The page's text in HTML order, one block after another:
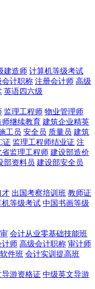
建造师 计算机等级考试
会计职称 注册会计师 高级
英语四六级
监理工程师 物业管理师
师继续教育 建筑企业精英
工员 安全员 质量员 建筑
证 监理工程师结业证 注
省监理工程师 建设部造价
部资料员 建设部安全员
才 出国考察培训班 教师证
机等级考试 中国书画等级
会计从业零基础技能班
计师 高级会计职称 审计师
件班 会计实训提高班
导游资格证 中级英文导游